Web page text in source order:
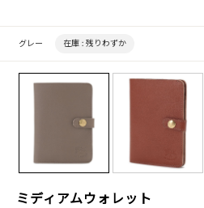
ミディアムウォレット
グレー 在庫 : 残りわずか